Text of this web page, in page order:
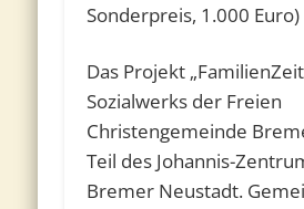
Sonderpreis, 1.000 Euro)
Das Projekt
Sozialwerks der Freien
Christengemeinde
Teil des Johannis-
Bremer Neustadt.